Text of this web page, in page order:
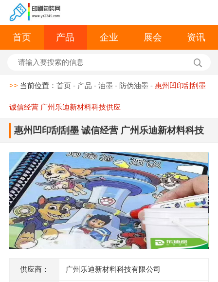
首页 产品 企业 展会 资讯
>> 当前位置：首页 - 产品 -油墨 - 防伪油墨 -惠州凹印刮刮墨
诚信经营 广州乐迪新材料科技供应
惠州凹印刮刮墨 诚信经营 广州乐迪新材料科技
供应商： 广州乐迪新材料科技有限公司